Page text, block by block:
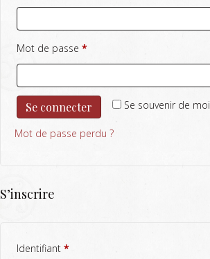
Mot de passe *
Se souvenir de moi
Se connecter
Mot de passe perdu ?
S’inscrire
Identifiant *